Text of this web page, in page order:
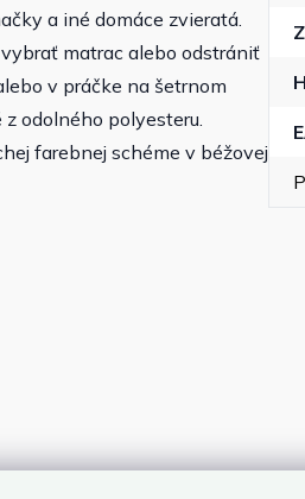
a iné domáce zvieratá.
matrac alebo odstrániť
v práčke na šetrnom
odolného polyesteru.
farebnej schéme v béžovej